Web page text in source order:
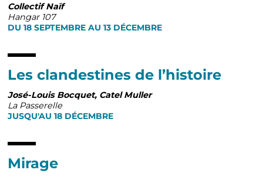
Collectif Naïf
Hangar 107
DU 18 SEPTEMBRE AU 13 DÉCEMBRE
Les clandestines de l’histoire
José-Louis Bocquet, Catel Muller
La Passerelle
JUSQU'AU 18 DÉCEMBRE
Mirage